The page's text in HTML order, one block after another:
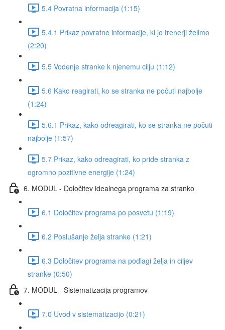
5.4 Povratna informacija (1:15)
5.4.1 Prikaz povratne informacije, ki jo trenerji želimo
(2:20)
5.5 Vodenje stranke k njenemu cilju (1:12)
5.6 Kako reagirati, ko se stranka ne počuti najbolje
(1:24)
5.6.1 Prikaz, kako odreagirati, ko se stranka ne počuti
najbolje (1:57)
5.7 Prikaz, kako odreagirati, ko pride stranka z
ogromno pozitivne energije (1:24)
6. MODUL - Določitev idealnega programa za stranko
6.1 Določitev programa po posvetu (1:19)
6.2 Poslušanje želja stranke (1:21)
6.3 Določitev programa na podlagi želja in ciljev
stranke (0:50)
7. MODUL - Sistematizacija programov
7.0 Uvod v sistematizacijo (0:21)